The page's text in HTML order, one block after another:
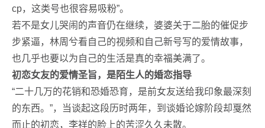
cp，这类号也很容易吸粉”。
若不是女儿哭闹的声音仍在继续，婆婆关于二胎的催促步
步紧逼，林周兮看自己的视频和自己新号写的爱情故事，
也几乎也要以为自己的生活是真的幸福美满了。
初恋女友的爱情圣旨，是陌生人的婚恋指导
“二十几万的花销和恐婚恐育，是前女友送给我印象最深刻
的东西。”，当谈起这段历时两年，到谈婚论嫁阶段却戛然
而止的初恋，李祥的脸上的苦涩久久未散。